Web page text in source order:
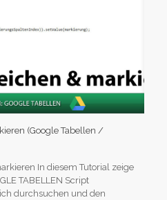
(Google Tabellen /
In diesem Tutorial zeige
TABELLEN Script
durchsuchen und den